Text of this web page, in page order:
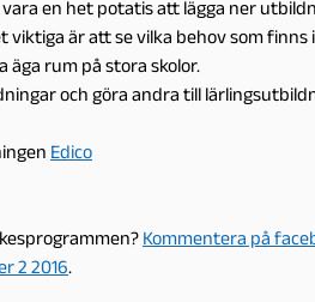
en het potatis att lägga ner
viktiga är att se vilka behov som finns
rum på stora skolor.
och göra andra till
Edico
Kommentera på
2 2016.